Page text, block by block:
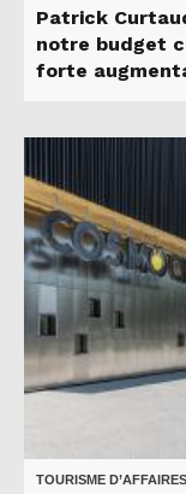
Patrick
notre budget
forte
TOURISME D’AFFAIRES